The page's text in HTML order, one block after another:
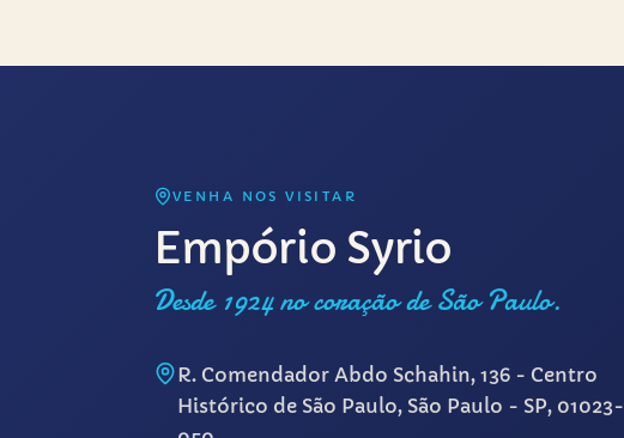
VENHA NOS VISITAR
Empório Syrio
Desde 1924 no coração de São Paulo.
R. Comendador Abdo Schahin, 136 - Centro
Histórico de São Paulo, São Paulo - SP, 01023-